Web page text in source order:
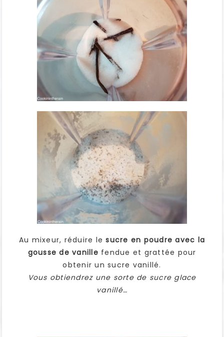
Au mixeur, réduire le sucre en poudre avec la
gousse de vanille fendue et grattée pour
obtenir un sucre vanillé.
Vous obtiendrez une sorte de sucre glace
vanillé…